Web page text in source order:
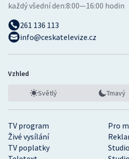
Volejbal
TV program
Pro
Živé vysílání
TV poplatky
každý všední den:8:00—16:00 hodin
261 136 113
info@ceskatelevize.cz
Vzhled
Světlý Tmavý